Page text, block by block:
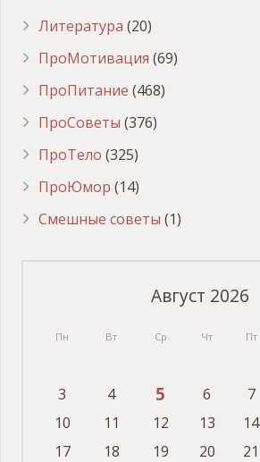
Литература (20)
ПроМотивация (69)
ПроПитание (468)
ПроСоветы (376)
ПроТело (325)
ПроЮмор (14)
Смешные советы (1)
Август 2026
Пн Вт Ср Чт Пт
3
4 5 6 7
10 11 12 13 14
17
18 19 20 21